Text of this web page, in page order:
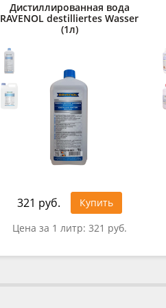
Дистиллированная вода
RAVENOL destilliertes Wasser
(1л)
321 руб.
Купить
Цена за 1 литр: 321 руб.